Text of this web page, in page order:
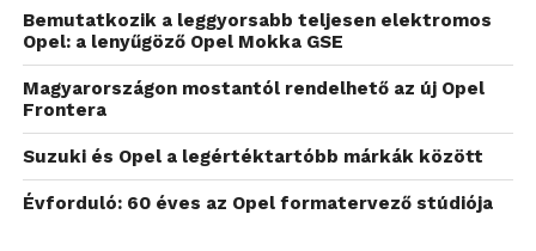
Bemutatkozik a leggyorsabb teljesen elektromos
Opel: a lenyűgöző Opel Mokka GSE
Magyarországon mostantól rendelhető az új Opel
Frontera
Suzuki és Opel a legértéktartóbb márkák között
Évforduló: 60 éves az Opel formatervező stúdiója